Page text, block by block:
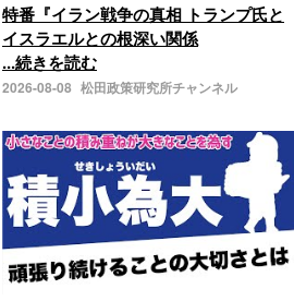
特番『イラン戦争の真相 トランプ氏と
イスラエルとの根深い関係
...続きを読む
2026-08-08 松田政策研究所チャンネル